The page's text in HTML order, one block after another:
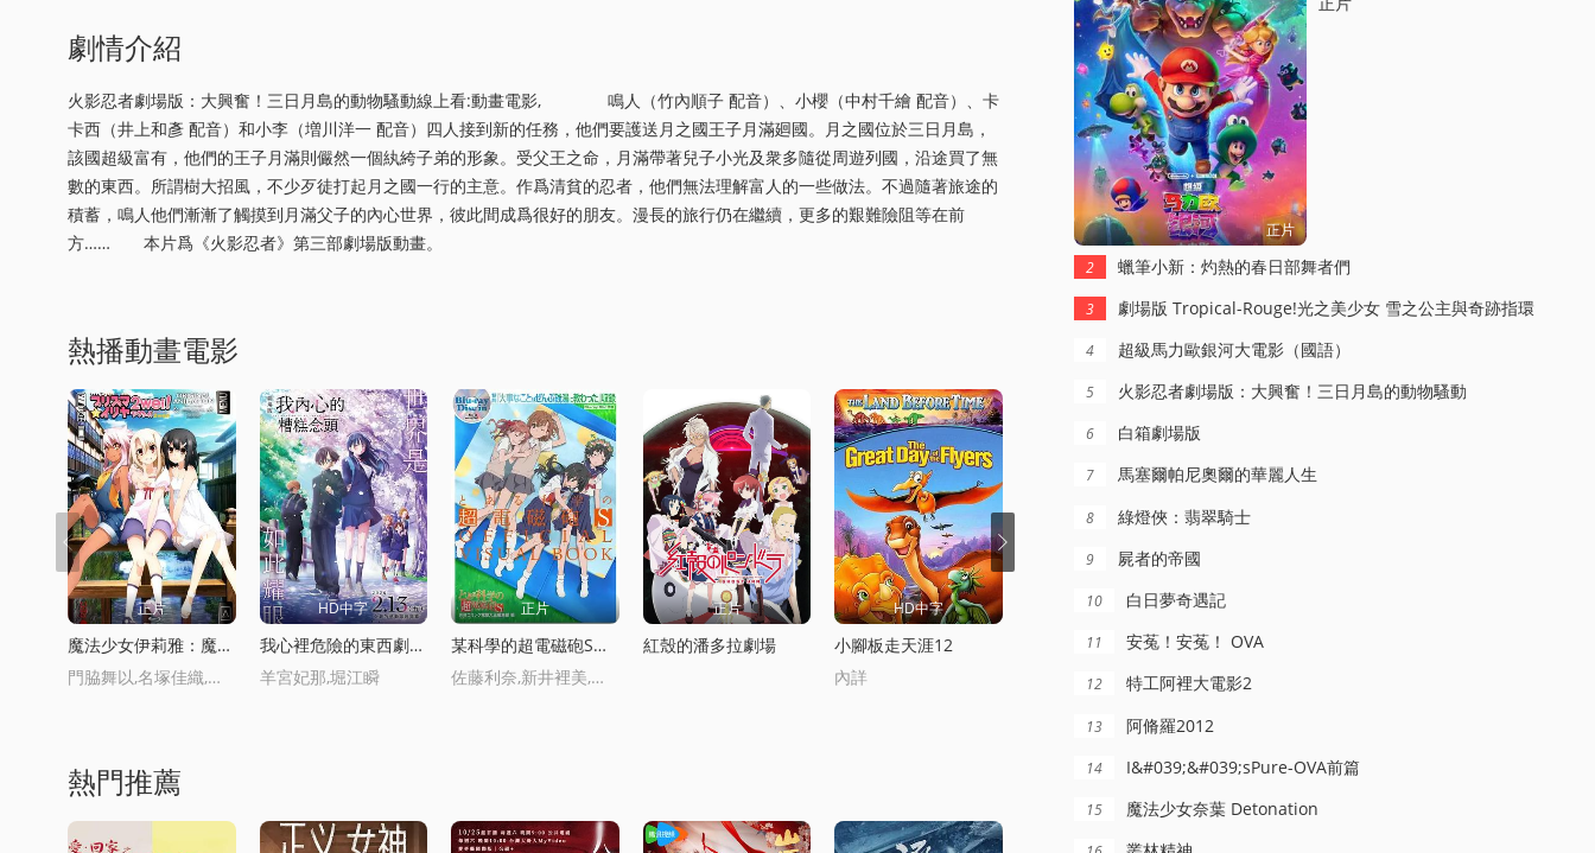
劇情介紹
火影忍者劇場版：大興奮！三日月島的動物騷動線上看:動畫電影, 鳴人（竹內順子 配音）、小櫻（中村千繪 配音）、卡
卡西（井上和彥 配音）和小李（増川洋一 配音）四人接到新的任務，他們要護送月之國王子月滿廻國。月之國位於三日月島，
該國超級富有，他們的王子月滿則儼然一個紈絝子弟的形象。受父王之命，月滿帶著兒子小光及衆多隨從周遊列國，沿途買了無
數的東西。所謂樹大招風，不少歹徒打起月之國一行的主意。作爲清貧的忍者，他們無法理解富人的一些做法。不過隨著旅途的
積蓄，鳴人他們漸漸了觸摸到月滿父子的內心世界，彼此間成爲很好的朋友。漫長的旅行仍在繼續，更多的艱難險阻等在前
方…… 本片爲《火影忍者》第三部劇場版動畫。
熱播動畫電影
正片
魔法少女伊莉雅：魔法少女in溫泉旅行
門脇舞以,名塚佳織,植田佳奈
HD中字
我心裡危險的東西劇場版
羊宮妃那,堀江瞬
正片
某科學的超電磁砲SOVA
佐藤利奈,新井裡美,豐崎愛生
正片
紅殼的潘多拉劇場
HD中字
小腳板走天涯12
內詳
正片
某科學的超電磁砲OVA：禦坂學姐現在是焦點人物
佐藤利奈,新井裡美,豐崎愛生
熱門推薦
正片
2 蠟筆小新：灼熱的春日部舞者們
3 劇場版 Tropical-Rouge!光之美少女 雪之公主與奇跡指環！
4 超級馬力歐銀河大電影（國語）
5 火影忍者劇場版：大興奮！三日月島的動物騷動
6 白箱劇場版
7 馬塞爾帕尼奧爾的華麗人生
8 綠燈俠：翡翠騎士
9 屍者的帝國
10 白日夢奇遇記
11 安菟！安菟！ OVA
12 特工阿裡大電影2
13 阿脩羅2012
14 I&#039;&#039;sPure-OVA前篇
15 魔法少女奈葉 Detonation